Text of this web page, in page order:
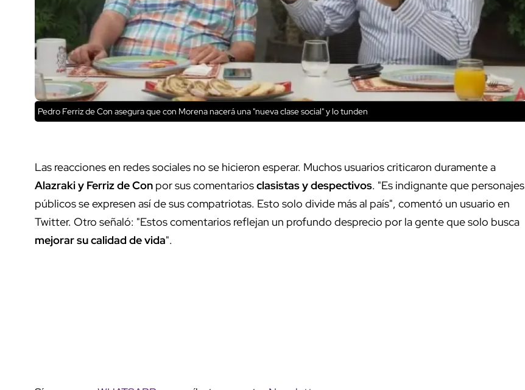
Pedro Ferriz de Con asegura que con Morena nacerá una "nueva clase social" y lo tunden
Las reacciones en redes sociales no se hicieron esperar. Muchos usuarios criticaron duramente a
Alazraki y Ferriz de Con por sus comentariosclasistas y despectivos. "Es indignante que personajes
públicos se expresen así de sus compatriotas. Esto solo divide más al país", comentó un usuario en
Twitter. Otro señaló: "Estos comentarios reflejan un profundo desprecio por la gente que solo busca
mejorar su calidad de vida".